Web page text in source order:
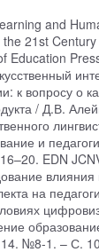
and
21st
Education
к вопросу о
/ Д.В.
и
EDN
влияния
на
14. №8-1. – С.